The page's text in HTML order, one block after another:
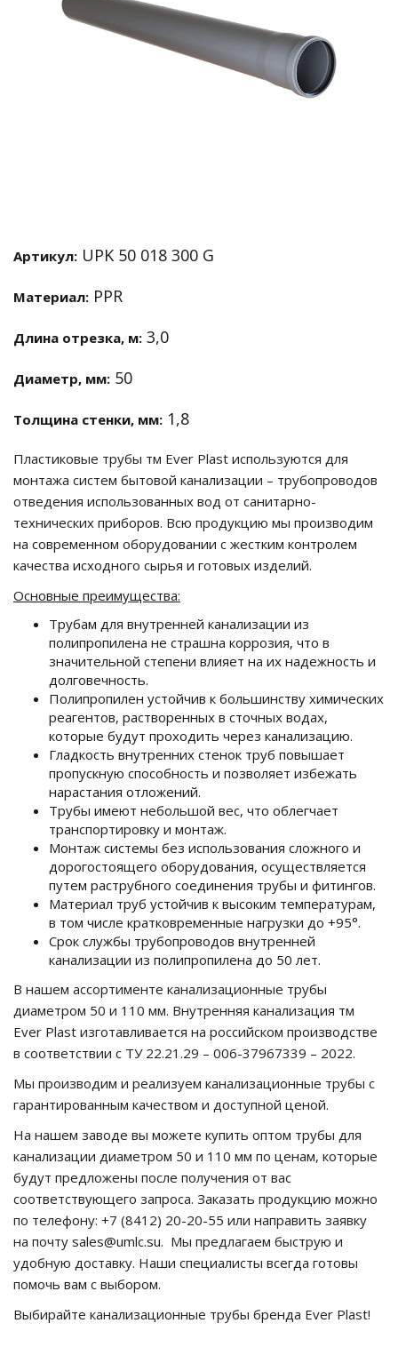
Артикул: UPK 50 018 300 G
Материал: PPR
Длина отрезка, м: 3,0
Диаметр, мм: 50
Толщина стенки, мм: 1,8
Пластиковые трубы тм Ever Plast используются для
монтажа систем бытовой канализации – трубопроводов
отведения использованных вод от санитарно-
технических приборов. Всю продукцию мы производим
на современном оборудовании с жестким контролем
качества исходного сырья и готовых изделий.
Основные преимущества:
Трубам для внутренней канализации из
полипропилена не страшна коррозия, что в
значительной степени влияет на их надежность и
долговечность.
Полипропилен устойчив к большинству химических
реагентов, растворенных в сточных водах,
которые будут проходить через канализацию.
Гладкость внутренних стенок труб повышает
пропускную способность и позволяет избежать
нарастания отложений.
Трубы имеют небольшой вес, что облегчает
транспортировку и монтаж.
Монтаж системы без использования сложного и
дорогостоящего оборудования, осуществляется
путем раструбного соединения трубы и фитингов.
Материал труб устойчив к высоким температурам,
в том числе кратковременные нагрузки до +95°.
Срок службы трубопроводов внутренней
канализации из полипропилена до 50 лет.
В нашем ассортименте канализационные трубы
диаметром 50 и 110 мм. Внутренняя канализация тм
Ever Plast изготавливается на российском производстве
в соответствии с ТУ 22.21.29 – 006-37967339 – 2022.
Мы производим и реализуем канализационные трубы с
гарантированным качеством и доступной ценой.
На нашем заводе вы можете купить оптом трубы для
канализации диаметром 50 и 110 мм по ценам, которые
будут предложены после получения от вас
соответствующего запроса. Заказать продукцию можно
по телефону: +7 (8412) 20-20-55 или направить заявку
на почту sales@umlc.su. Мы предлагаем быструю и
удобную доставку. Наши специалисты всегда готовы
помочь вам с выбором.
Выбирайте канализационные трубы бренда Ever Plast!